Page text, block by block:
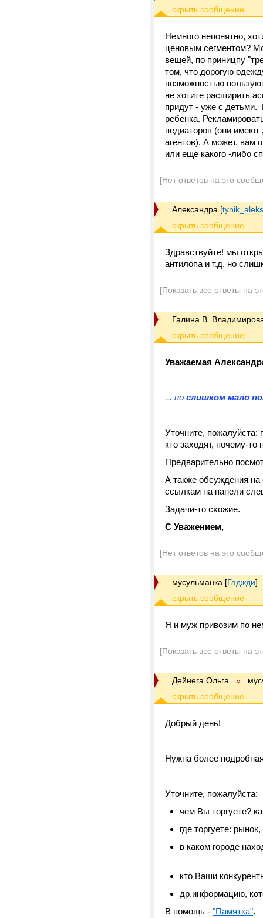
Немного непонятно,
ценовым сегментом?
вещей, по приницпу
том, что дорогую
возможностью
не хотите расширить
придут - уже с детьми.
ребенка.
педиаторов (они
агентов). А может, вам
или еще какого -либо
[Нет ответов на это
Александра [
Здравствуйте! мы
антилопа и т.д. но
[Показать все ответы на
Галина В.
Уважаемая
... но слишком мало
Уточните, пожалуйста:
кто заходят, почему-
Предварительно
А также обсуждения
ссылкам на панели
Задачи-то схожие.
С Уважением,
[Нет ответов на это
мусульманка [Гаджди]
Я и муж привозим по
[Показать все ответы на
Дейнега Ольга »
Добрый день!
Нужна более
Уточните, пожалуйста:
чем Вы торгуете?
где торгуете:
в каком городе
кто Ваши
др.информацию,
В помощь - "Памятка".